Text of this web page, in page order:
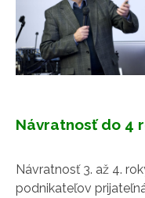
Návratnosť do 4
Návratnosť 3. až 4.
podnikateľov